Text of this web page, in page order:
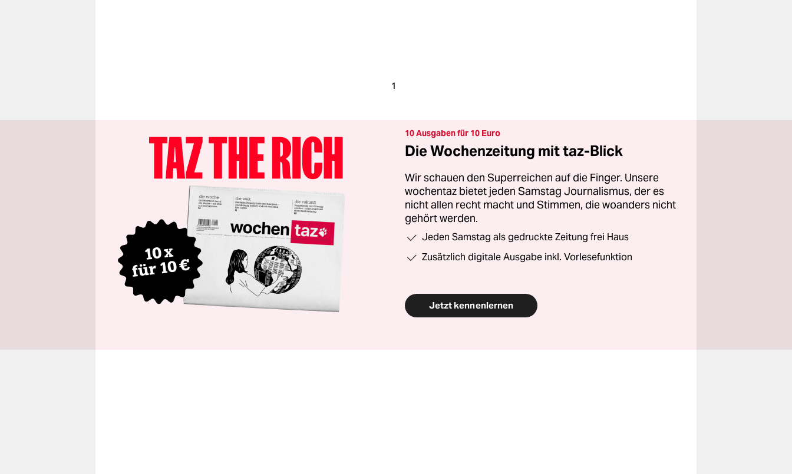
1
10 Ausgaben für 10 Euro
Die Wochenzeitung mit taz-Blick
Wir schauen den Superreichen auf die Finger. Unsere
wochentaz bietet jeden Samstag Journalismus, der es
nicht allen recht macht und Stimmen, die woanders nicht
gehört werden.
Jeden Samstag als gedruckte Zeitung frei Haus
Zusätzlich digitale Ausgabe inkl. Vorlesefunktion
Jetzt kennenlernen